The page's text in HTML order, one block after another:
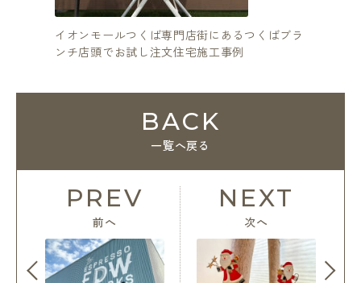
イオンモールつくば専門店街にあるつくばブラ
ンチ店頭でお試し注文住宅施工事例
PREV
前へ
BACK
一覧へ戻る
NEXT
次へ